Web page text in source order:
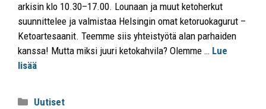
arkisin klo 10.30–17.00. Lounaan ja muut ketoherkut
suunnittelee ja valmistaa Helsingin omat ketoruokagurut –
Ketoartesaanit. Teemme siis yhteistyötä alan parhaiden
kanssa! Mutta miksi juuri ketokahvila? Olemme … Lue
lisää
Uutiset